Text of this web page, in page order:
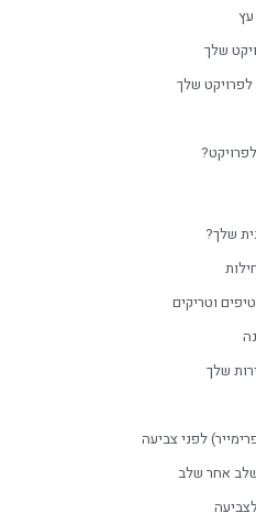
שלך
שלך
שלך?
וטריקים
שלך
לפני צביעה
שלב אחר שלב